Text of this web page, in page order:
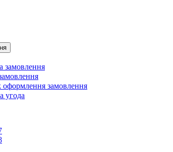
замовлення
замовлення
угода